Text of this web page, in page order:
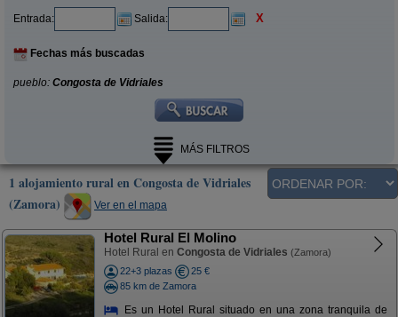
Entrada: Salida: X
Fechas más buscadas
pueblo: Congosta de Vidriales
MÁS FILTROS
1 alojamiento rural en Congosta de Vidriales
(Zamora)
Ver en el mapa
Hotel Rural El Molino
Hotel Rural en Congosta de Vidriales (Zamora)
22+3 plazas
25 €
85 km de Zamora
Es un Hotel Rural situado en una zona tranquila de